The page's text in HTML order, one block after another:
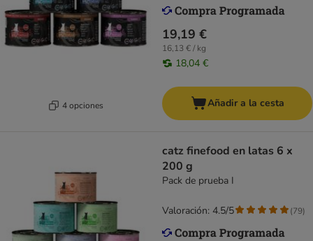
4 opciones
19,19 €
16,13 € / kg
18,04 €
Añadir a la cesta
catz finefood en latas 6 x
200 g
Pack de prueba I
Valoración: 4.5/5 (79)